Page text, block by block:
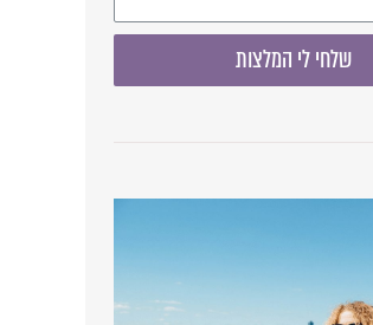
שלחי לי המלצות